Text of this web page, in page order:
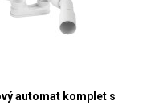
automat komplet s